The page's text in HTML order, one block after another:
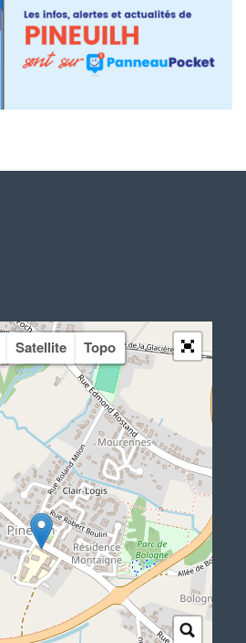
Satellite Topo